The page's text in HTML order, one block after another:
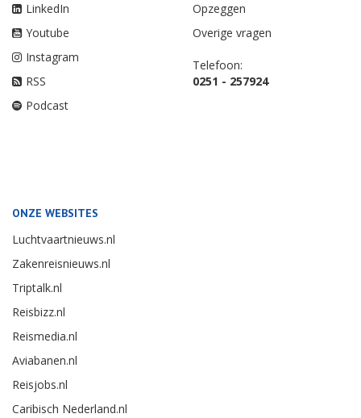
LinkedIn
Youtube
Instagram
RSS
Podcast
Opzeggen
Overige vragen
Telefoon:
0251 - 257924
ONZE WEBSITES
Luchtvaartnieuws.nl
Zakenreisnieuws.nl
Triptalk.nl
Reisbizz.nl
Reismedia.nl
Aviabanen.nl
Reisjobs.nl
Caribisch Nederland.nl